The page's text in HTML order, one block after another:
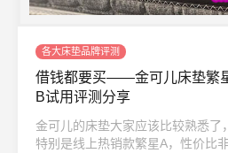
各大床垫品牌评测
借钱都要买——金可儿床垫繁
B试用评测分享
金可儿的床垫大家应该比较熟悉了
特别是线上热销款繁星A，性价比